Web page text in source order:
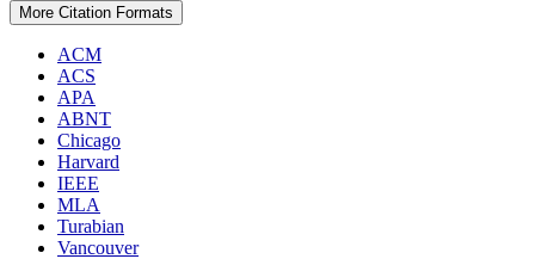
More Citation Formats
ACM
ACS
APA
ABNT
Chicago
Harvard
IEEE
MLA
Turabian
Vancouver